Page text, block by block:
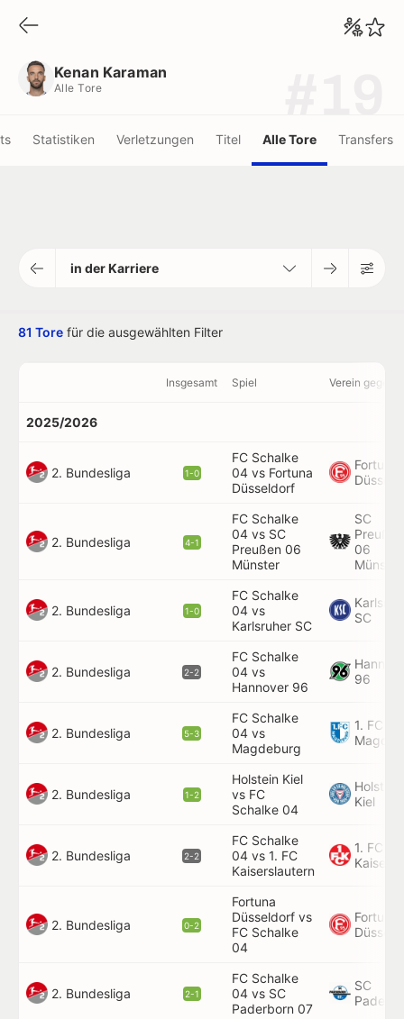
Kenan Karaman
Alle Tore
Statistiken Verletzungen Titel Alle Tore Transfers
in der Karriere
81 Tore für die ausgewählten Filter
Insgesamt Spiel Verein gegen
2025/2026
2. Bundesliga 1-0
FC Schalke
04 vs Fortuna
Düsseldorf
Fortuna
2. Bundesliga 4-1
FC Schalke
04 vs SC
Preußen 06
Münster
SC
Preußen
06
Münster
2. Bundesliga 1-0
FC Schalke
04 vs
Karlsruher SC
SC
2. Bundesliga 2-2
FC Schalke
04 vs
Hannover 96
96
2. Bundesliga 5-3
FC Schalke
04 vs
Magdeburg
1. FC
2. Bundesliga 1-2
Holstein Kiel
vs FC
Schalke 04
Holstein
Kiel
2. Bundesliga 2-2
FC Schalke
04 vs 1. FC
Kaiserslautern
1. FC
2. Bundesliga 0-2
Fortuna
Düsseldorf vs
FC Schalke
04
Fortuna
2. Bundesliga 2-1
FC Schalke
04 vs SC
Paderborn 07
SC